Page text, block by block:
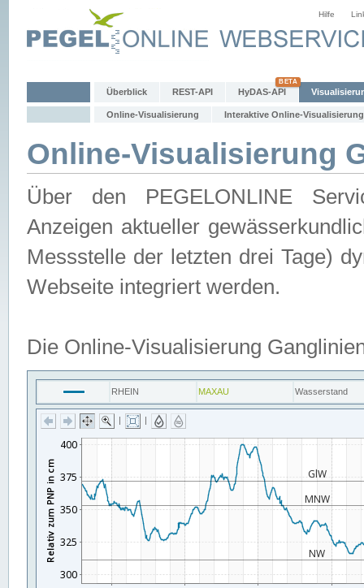
Hilfe
Überblick REST-API HyDAS-API
Online-Visualisierung Interaktive Online-Visualisierung
Online-Visualisierung
Über den PEGELONLINE
Anzeigen aktueller
Messstelle der letzten drei Tage)
Webseite integriert werden.
Die Online-Visualisierung